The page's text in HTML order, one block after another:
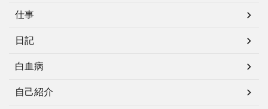
仕事
日記
白血病
自己紹介